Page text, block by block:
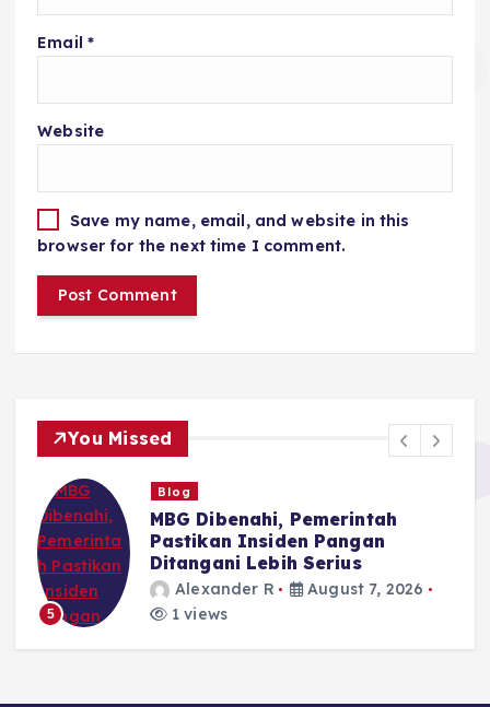
Email *
Website
Save my name, email, and website in this
browser for the next time I comment.
You Missed
5
Blog
MBG Dibenahi, Pemerintah
Pastikan Insiden Pangan
Ditangani Lebih Serius
Alexander R
August 7, 2026
1 views